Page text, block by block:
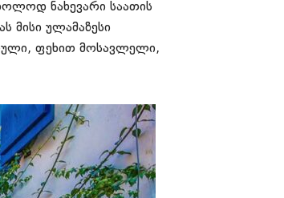
ნახევარი საათის
მისი ულამაზესი
ფეხით მოსავლელი,